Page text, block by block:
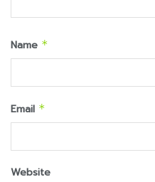
Name *
Email *
Website